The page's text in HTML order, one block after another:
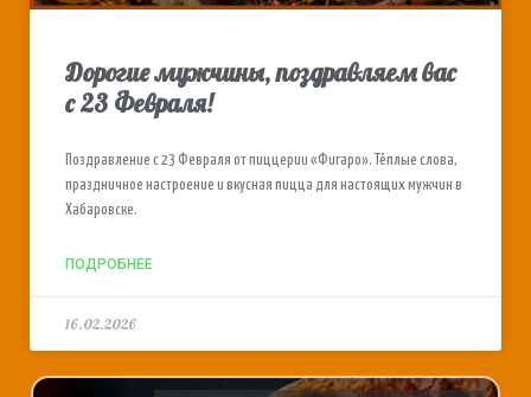
Дорогие мужчины, поздравляем вас
с 23 Февраля!
Поздравление с 23 Февраля от пиццерии «Фигаро». Тёплые слова,
праздничное настроение и вкусная пицца для настоящих мужчин в
Хабаровске.
ПОДРОБНЕЕ
16.02.2026